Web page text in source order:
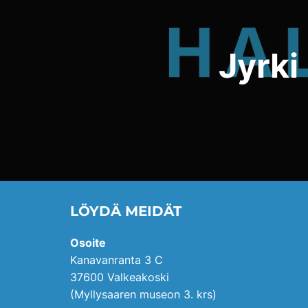
Jyrki
LÖYDÄ MEIDÄT
Osoite
Kanavanranta 3 C
37600 Valkeakoski
(Myllysaaren museon 3. krs)